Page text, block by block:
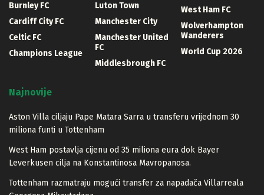
Burnley FC
Cardiff City FC
Celtic FC
Champions League
Luton Town
Manchester City
Manchester United
FC
Middlesbrough FC
West Ham FC
Wolverhampton
Wanderers
World Cup 2026
Najnovije
Aston Villa ciljaju Pape Matara Sarra u transferu vrijednom 30
miliona funti u Tottenham
West Ham postavlja cijenu od 35 miliona eura dok Bayer
Leverkusen cilja na Konstantinosa Mavropanosa.
Tottenham razmatraju mogući transfer za napadača Villarreala